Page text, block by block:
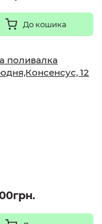
До кошика
поливалка
12